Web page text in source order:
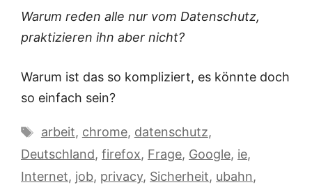
Warum reden alle nur vom Datenschutz,
praktizieren ihn aber nicht?
Warum ist das so kompliziert, es könnte doch
so einfach sein?
Schlagwörter
arbeit, chrome, datenschutz,
Deutschland, firefox, Frage, Google, ie,
Internet, job, privacy, Sicherheit, ubahn,